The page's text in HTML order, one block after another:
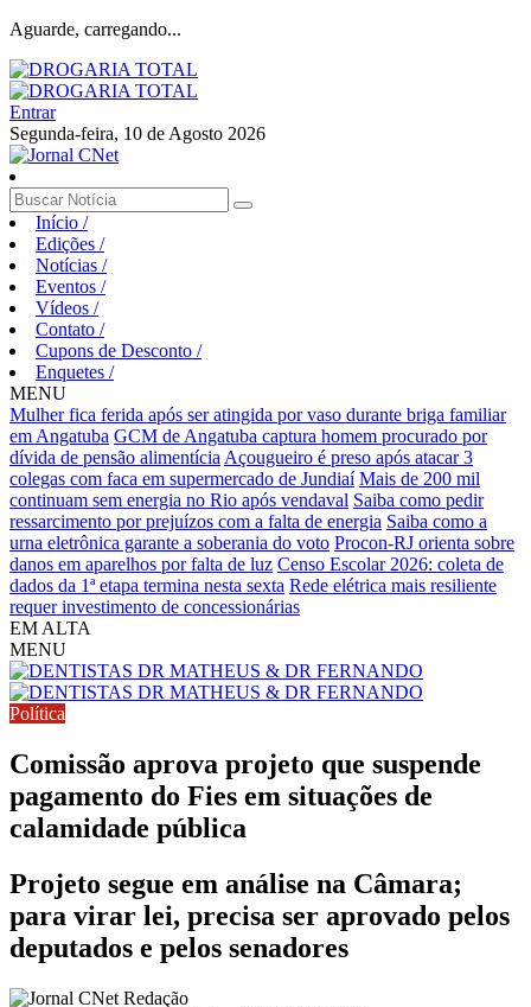
Aguarde, carregando...
Entrar
Segunda-feira, 10 de Agosto 2026
Início /
Edições /
Notícias /
Eventos /
Vídeos /
Contato /
Cupons de Desconto /
Enquetes /
MENU
Mulher fica ferida após ser atingida por vaso durante briga familiar
em Angatuba GCM de Angatuba captura homem procurado por
dívida de pensão alimentícia Açougueiro é preso após atacar 3
colegas com faca em supermercado de Jundiaí Mais de 200 mil
continuam sem energia no Rio após vendaval Saiba como pedir
ressarcimento por prejuízos com a falta de energia Saiba como a
urna eletrônica garante a soberania do voto Procon-RJ orienta sobre
danos em aparelhos por falta de luz Censo Escolar 2026: coleta de
dados da 1ª etapa termina nesta sexta Rede elétrica mais resiliente
requer investimento de concessionárias
EM ALTA
MENU
Política
Comissão aprova projeto que suspende
pagamento do Fies em situações de
calamidade pública
Projeto segue em análise na Câmara;
para virar lei, precisa ser aprovado pelos
deputados e pelos senadores